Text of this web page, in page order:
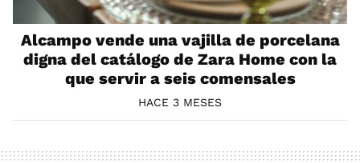
Alcampo vende una vajilla de porcelana
digna del catálogo de Zara Home con la
que servir a seis comensales
HACE 3 MESES